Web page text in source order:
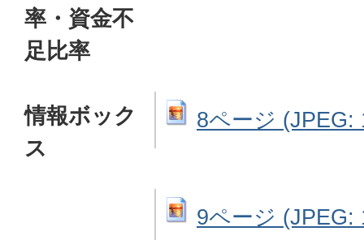
率・資金不
足比率
情報ボック
ス
8ページ (JPEG:
9ページ (JPEG: